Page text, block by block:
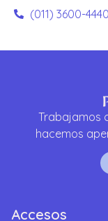
(011) 3600-4440
Trabajamos
hacemos
Accesos